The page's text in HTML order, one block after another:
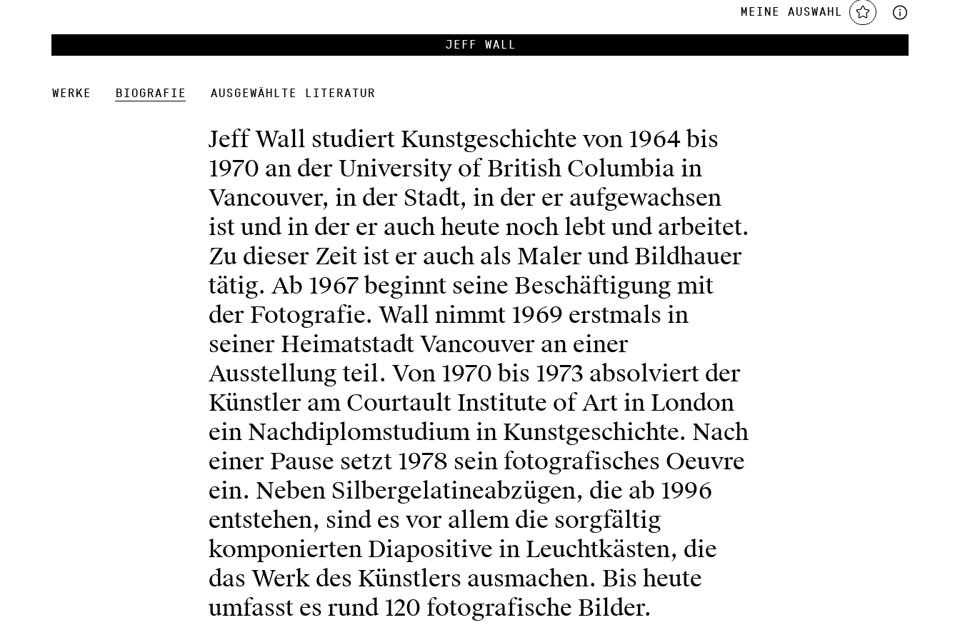
Meine Auswahl
Jeff Wall
Werke Biografie Ausgewählte Literatur
Jeff Wall studiert Kunstgeschichte von 1964 bis
1970 an der University of British Columbia in
Vancouver, in der Stadt, in der er aufgewachsen
ist und in der er auch heute noch lebt und arbeitet.
Zu dieser Zeit ist er auch als Maler und Bildhauer
tätig. Ab 1967 beginnt seine Beschäftigung mit
der Fotografie. Wall nimmt 1969 erstmals in
seiner Heimatstadt Vancouver an einer
Ausstellung teil. Von 1970 bis 1973 absolviert der
Künstler am Courtault Institute of Art in London
ein Nachdiplomstudium in Kunstgeschichte. Nach
einer Pause setzt 1978 sein fotografisches Oeuvre
ein. Neben Silbergelatineabzügen, die ab 1996
entstehen, sind es vor allem die sorgfältig
komponierten Diapositive in Leuchtkästen, die
das Werk des Künstlers ausmachen. Bis heute
umfasst es rund 120 fotografische Bilder.